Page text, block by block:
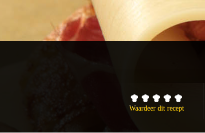
Waardeer dit recept